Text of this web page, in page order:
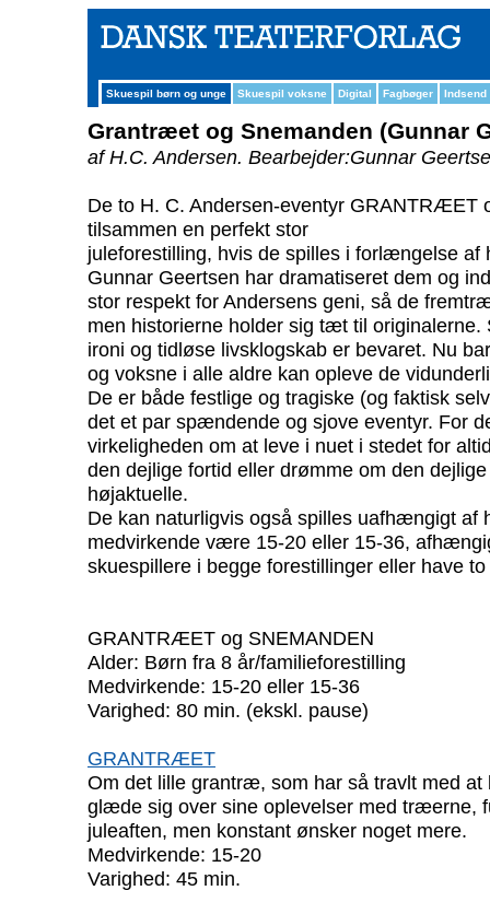
Skuespil børn og unge Skuespil voksne Digital Fagbøger Indsend
Grantræet og Snemanden (Gunnar
af H.C. Andersen. Bearbejder:Gunnar
De to H. C. Andersen-eventyr GRANTRÆET
tilsammen en perfekt stor
juleforestilling, hvis de spilles i forlængelse af
Gunnar Geertsen har dramatiseret dem og
stor respekt for Andersens geni, så de
men historierne holder sig tæt til originalerne.
ironi og tidløse livsklogskab er bevaret. Nu
og voksne i alle aldre kan opleve de
De er både festlige og tragiske (og faktisk
det et par spændende og sjove eventyr. For
virkeligheden om at leve i nuet i stedet for
den dejlige fortid eller drømme om den
højaktuelle.
De kan naturligvis også spilles uafhængigt af
medvirkende være 15-20 eller 15-36,
skuespillere i begge forestillinger eller have
GRANTRÆET og SNEMANDEN
Alder: Børn fra 8 år/familieforestilling
Medvirkende: 15-20 eller 15-36
Varighed: 80 min. (ekskl. pause)
GRANTRÆET
Om det lille grantræ, som har så travlt med at
glæde sig over sine oplevelser med træerne,
juleaften, men konstant ønsker noget mere.
Medvirkende: 15-20
Varighed: 45 min.